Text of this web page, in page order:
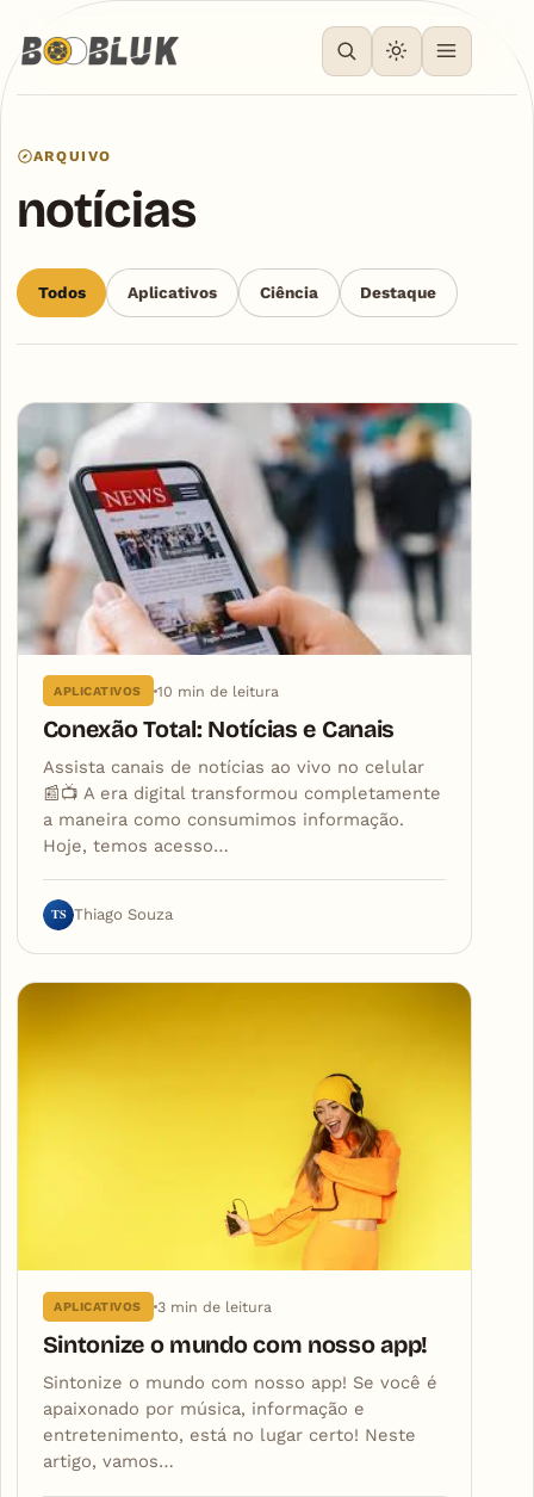
ARQUIVO
notícias
Todos Aplicativos Ciência Destaque
Articles
APLICATIVOS 10 min de leitura
Conexão Total: Notícias e Canais
Assista canais de notícias ao vivo no celular
📰📺 A era digital transformou completamente
a maneira como consumimos informação.
Hoje, temos acesso…
TS Thiago Souza
APLICATIVOS 3 min de leitura
Sintonize o mundo com nosso app!
Sintonize o mundo com nosso app! Se você é
apaixonado por música, informação e
entretenimento, está no lugar certo! Neste
artigo, vamos…